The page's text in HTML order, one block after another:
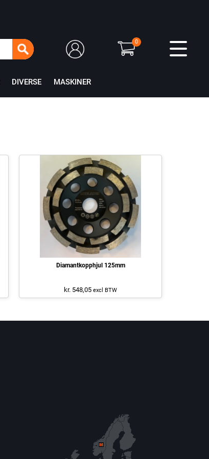
DIVERSE MASKINER
0
Diamantkopphjul 125mm
kr. 548,05 excl BTW